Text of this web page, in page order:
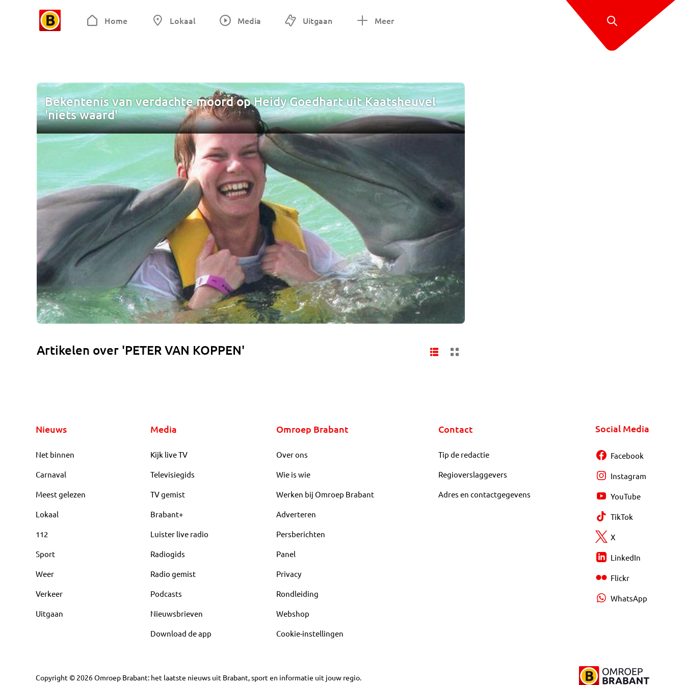
Home Lokaal Media Uitgaan Meer
Bekentenis van verdachte moord op Heidy Goedhart uit Kaatsheuvel
'niets waard'
Artikelen over 'PETER VAN KOPPEN'
Nieuws
Net binnen
Carnaval
Meest gelezen
Lokaal
112
Sport
Weer
Verkeer
Uitgaan
Media
Kijk live TV
Televisiegids
TV gemist
Brabant+
Luister live radio
Radiogids
Radio gemist
Podcasts
Nieuwsbrieven
Download de app
Omroep Brabant
Over ons
Wie is wie
Werken bij Omroep Brabant
Adverteren
Persberichten
Panel
Privacy
Rondleiding
Webshop
Cookie-instellingen
Contact
Tip de redactie
Regioverslaggevers
Adres en contactgegevens
Social Media
Facebook
Instagram
YouTube
TikTok
X
LinkedIn
Flickr
WhatsApp
Copyright © 2026Omroep Brabant: het laatste nieuws uit Brabant, sport en informatie uit jouw regio.